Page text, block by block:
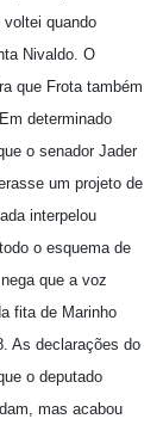
quando
Nivaldo. O
que Frota também
determinado
o senador Jader
um projeto de
interpelou
o esquema de
que a voz
fita de Marinho
As declarações do
o deputado
mas acabou